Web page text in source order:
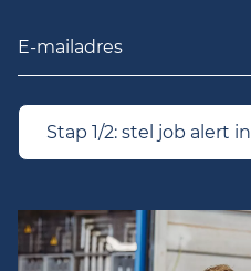
Stap 1/2: stel job alert in